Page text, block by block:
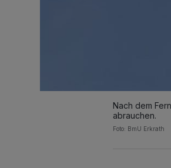
Nach dem
abrauchen.
Foto: BmU Erkrath